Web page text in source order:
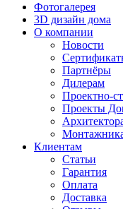
Фотогалерея
3D дизайн дома
О компании
Новости
Партнёры
Дилерам
Проектно-
Проекты
Клиентам
Статьи
Гарантия
Оплата
Доставка